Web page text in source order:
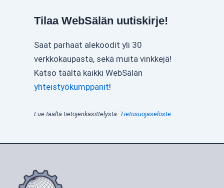
Tilaa WebSälän uutiskirje!
Saat parhaat alekoodit yli 30
verkkokaupasta, sekä muita vinkkejä!
Katso täältä kaikki WebSälän
yhteistyökumppanit!
Lue täältä tietojenkäsittelystä. Tietosuojaseloste